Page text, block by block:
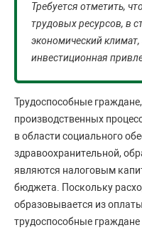
Требуется отметить,
трудовых ресурсов, в
экономический
инвестиционная
Трудоспособные
производственных
в области социального
здравоохранительной,
являются налоговым
бюджета. Поскольку
образовывается из
трудоспособные